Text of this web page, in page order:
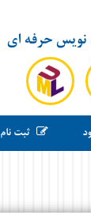
نویس حرفه ای
ثبت نام